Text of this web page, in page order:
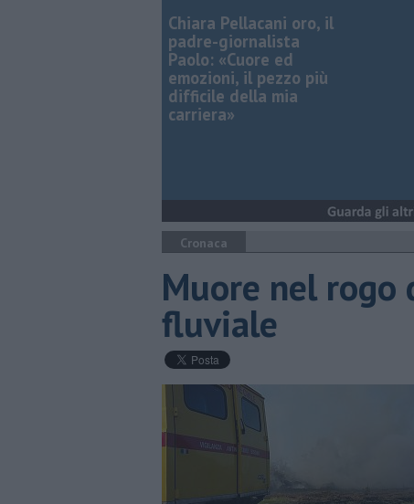
Chiara Pellacani oro, il
padre-giornalista
Paolo: «Cuore ed
emozioni, il pezzo più
difficile della mia
carriera»
Cronaca
Muore nel rogo
fluviale